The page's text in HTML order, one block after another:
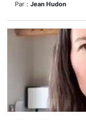
Par : Jean Hudon